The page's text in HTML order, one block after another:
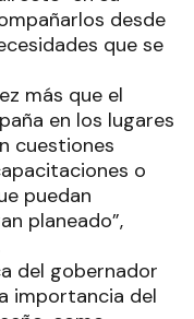
desde
que se
más que el
en los lugares
cuestiones
o
puedan
planeado”,
del gobernador
importancia del